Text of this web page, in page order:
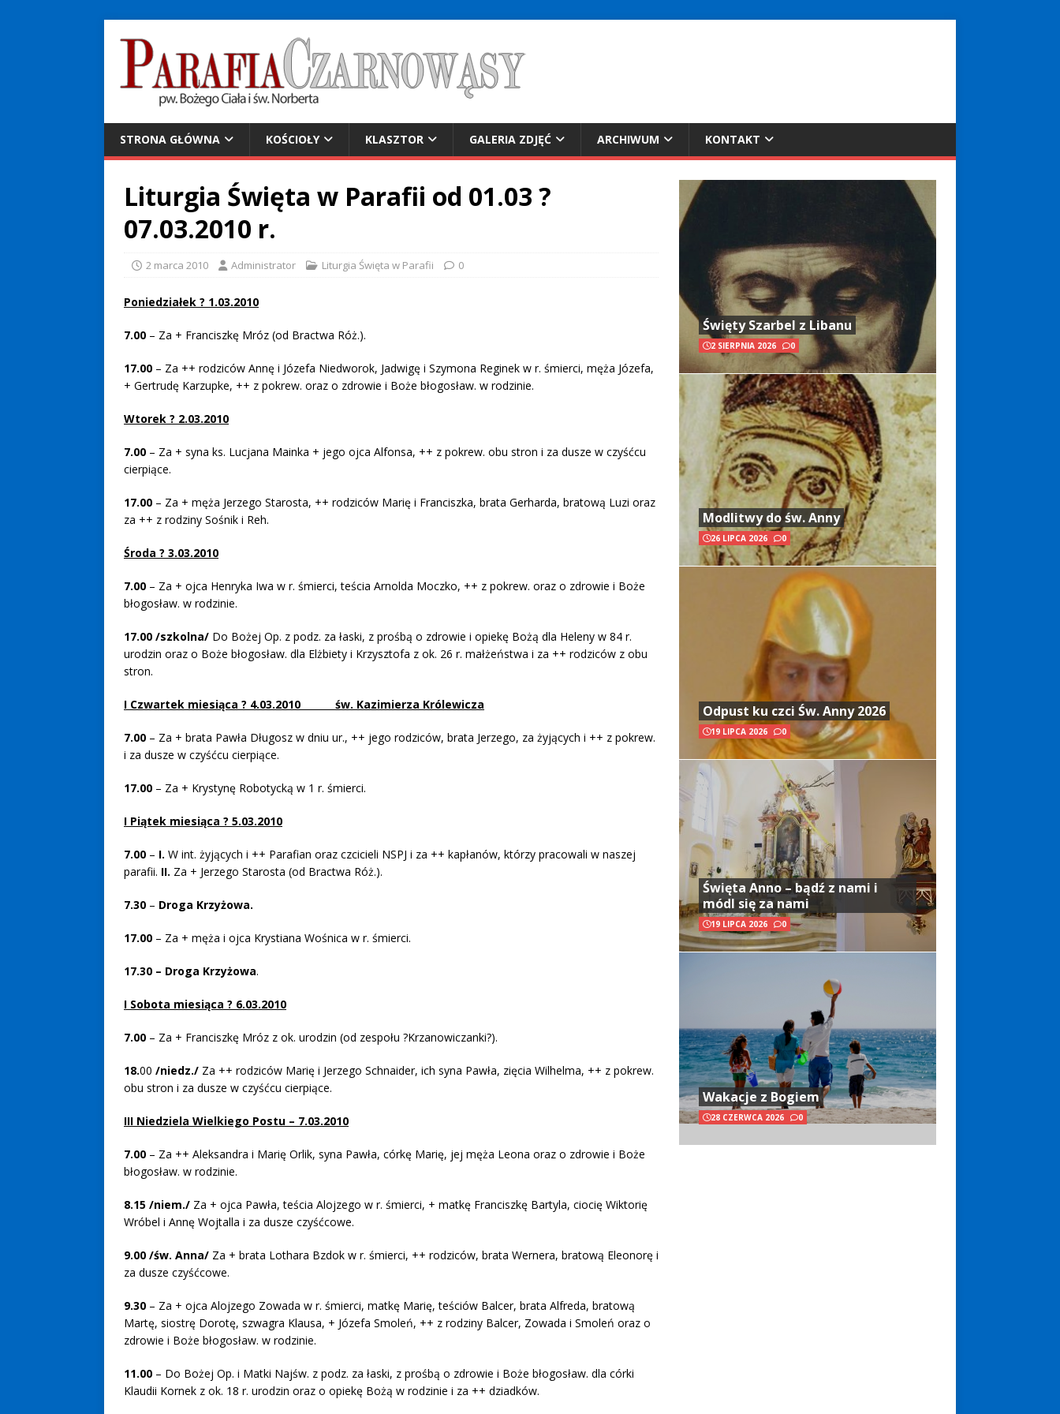
STRONA GŁÓWNA KOŚCIOŁY KLASZTOR GALERIA ZDJĘĆ ARCHIWUM KONTAKT
Liturgia Święta w Parafii od 01.03 ?
07.03.2010 r.
2 marca 2010 Administrator Liturgia Święta w Parafii 0
Poniedziałek ? 1.03.2010
7.00 – Za + Franciszkę Mróz (od Bractwa Róż.).
17.00 – Za ++ rodziców Annę i Józefa Niedworok, Jadwigę i Szymona Reginek w r. śmierci, męża Józefa,
+ Gertrudę Karzupke, ++ z pokrew. oraz o zdrowie i Boże błogosław. w rodzinie.
Wtorek ? 2.03.2010
7.00 – Za + syna ks. Lucjana Mainka + jego ojca Alfonsa, ++ z pokrew. obu stron i za dusze w czyśćcu
cierpiące.
17.00 – Za + męża Jerzego Starosta, ++ rodziców Marię i Franciszka, brata Gerharda, bratową Luzi oraz
za ++ z rodziny Sośnik i Reh.
Środa ? 3.03.2010
7.00 – Za + ojca Henryka Iwa w r. śmierci, teścia Arnolda Moczko, ++ z pokrew. oraz o zdrowie i Boże
błogosław. w rodzinie.
17.00 /szkolna/ Do Bożej Op. z podz. za łaski, z prośbą o zdrowie i opiekę Bożą dla Heleny w 84 r.
urodzin oraz o Boże błogosław. dla Elżbiety i Krzysztofa z ok. 26 r. małżeństwa i za ++ rodziców z obu
stron.
I Czwartek miesiąca ? 4.03.2010 św. Kazimierza Królewicza
7.00 – Za + brata Pawła Długosz w dniu ur., ++ jego rodziców, brata Jerzego, za żyjących i ++ z pokrew.
i za dusze w czyśćcu cierpiące.
17.00 – Za + Krystynę Robotycką w 1 r. śmierci.
I Piątek miesiąca ? 5.03.2010
7.00 – I. W int. żyjących i ++ Parafian oraz czcicieli NSPJ i za ++ kapłanów, którzy pracowali w naszej
parafii. II. Za + Jerzego Starosta (od Bractwa Róż.).
7.30 – Droga Krzyżowa.
17.00 – Za + męża i ojca Krystiana Wośnica w r. śmierci.
17.30 – Droga Krzyżowa.
I Sobota miesiąca ? 6.03.2010
7.00 – Za + Franciszkę Mróz z ok. urodzin (od zespołu ?Krzanowiczanki?).
18.00 /niedz./ Za ++ rodziców Marię i Jerzego Schnaider, ich syna Pawła, zięcia Wilhelma, ++ z pokrew.
obu stron i za dusze w czyśćcu cierpiące.
III Niedziela Wielkiego Postu – 7.03.2010
7.00 – Za ++ Aleksandra i Marię Orlik, syna Pawła, córkę Marię, jej męża Leona oraz o zdrowie i Boże
błogosław. w rodzinie.
8.15 /niem./ Za + ojca Pawła, teścia Alojzego w r. śmierci, + matkę Franciszkę Bartyla, ciocię Wiktorię
Wróbel i Annę Wojtalla i za dusze czyśćcowe.
9.00 /św. Anna/ Za + brata Lothara Bzdok w r. śmierci, ++ rodziców, brata Wernera, bratową Eleonorę i
za dusze czyśćcowe.
9.30 – Za + ojca Alojzego Zowada w r. śmierci, matkę Marię, teściów Balcer, brata Alfreda, bratową
Martę, siostrę Dorotę, szwagra Klausa, + Józefa Smoleń, ++ z rodziny Balcer, Zowada i Smoleń oraz o
zdrowie i Boże błogosław. w rodzinie.
11.00 – Do Bożej Op. i Matki Najśw. z podz. za łaski, z prośbą o zdrowie i Boże błogosław. dla córki
Klaudii Kornek z ok. 18 r. urodzin oraz o opiekę Bożą w rodzinie i za ++ dziadków.
Święty Szarbel z Libanu
2 SIERPNIA 2026 0
Modlitwy do św. Anny
26 LIPCA 2026 0
Odpust ku czci Św. Anny 2026
19 LIPCA 2026 0
Święta Anno – bądź z nami i
módl się za nami
19 LIPCA 2026 0
Wakacje z Bogiem
28 CZERWCA 2026 0